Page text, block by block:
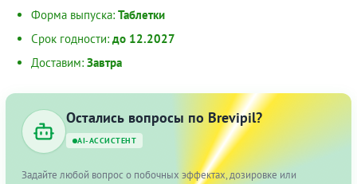
Форма выпуска: Таблетки
Срок годности: до 12.2027
Доставим: Завтра
Остались вопросы по Brevipil?
AI-АССИСТЕНТ
Задайте любой вопрос о побочных эффектах, дозировке или